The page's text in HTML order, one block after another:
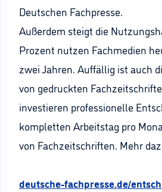
Deutschen Fachpresse.
Außerdem steigt die
Prozent nutzen Fachmedien
zwei Jahren. Auffällig ist auch
von gedruckten
investieren professionelle
kompletten Arbeitstag pro
von Fachzeitschriften. Mehr
deutsche-fachpresse.de/